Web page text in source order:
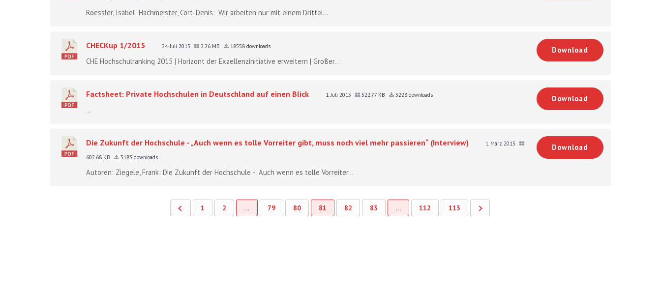
Roessler, Isabel; Hachmeister, Cort-Denis: „Wir arbeiten nur mit einem Drittel...
CHECKup 1/2015 24. Juli 2015 2.26 MB 18558 downloads
CHE Hochschulranking 2015 | Horizont der Exzellenzinitiative erweitern | Großer...
Download
Factsheet: Private Hochschulen in Deutschland auf einen Blick 1. Juli 2015 522.77 KB 3228 downloads
...
Download
Die Zukunft der Hochschule - „Auch wenn es tolle Vorreiter gibt, muss noch viel mehr passieren“ (Interview)
1. März 2015
602.68 KB
3183 downloads
Autoren: Ziegele, Frank: Die Zukunft der Hochschule - „Auch wenn es tolle Vorreiter...
Download
1 2 … 79 80 81 82 83 … 112 113